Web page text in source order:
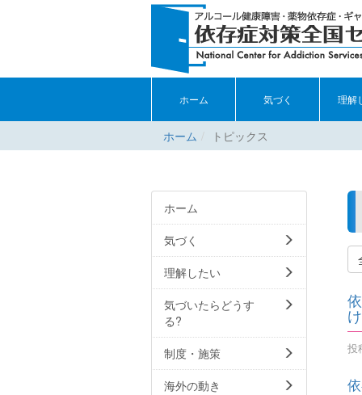
ホーム 気づく 理解
ホーム トピックス
投
ホーム
気づく
理解したい
気づいたらどうす
る?
制度・施策
海外の動き